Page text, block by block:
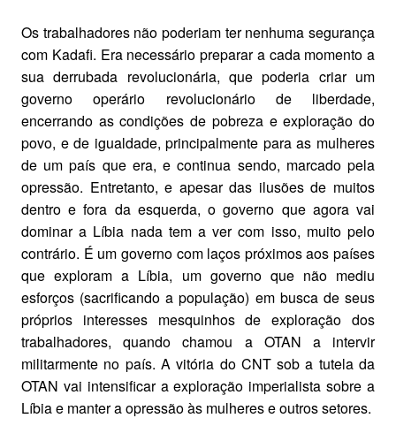
Os trabalhadores não poderiam ter nenhuma segurança
com Kadafi. Era necessário preparar a cada momento a
sua derrubada revolucionária, que poderia criar um
governo operário revolucionário de liberdade,
encerrando as condições de pobreza e exploração do
povo, e de igualdade, principalmente para as mulheres
de um país que era, e continua sendo, marcado pela
opressão. Entretanto, e apesar das ilusões de muitos
dentro e fora da esquerda, o governo que agora vai
dominar a Líbia nada tem a ver com isso, muito pelo
contrário. É um governo com laços próximos aos países
que exploram a Líbia, um governo que não mediu
esforços (sacrificando a população) em busca de seus
próprios interesses mesquinhos de exploração dos
trabalhadores, quando chamou a OTAN a intervir
militarmente no país. A vitória do CNT sob a tutela da
OTAN vai intensificar a exploração imperialista sobre a
Líbia e manter a opressão às mulheres e outros setores.